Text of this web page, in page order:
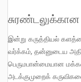
சுரண்டலுக்கான
இன்று கருத்தியல் களத்தை தன்கைவசம் வைத்துக்கொண்டு ஆளுகிற
வர்க்கம், தன்னுடைய
பெருமபான்மையான
அடக்குமுறைக்